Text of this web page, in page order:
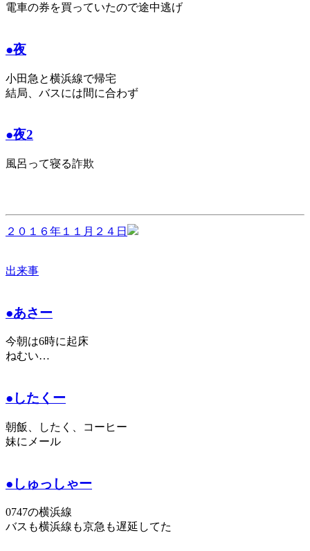
電車の券を買っていたので途中逃げ
●夜
小田急と横浜線で帰宅
結局、バスには間に合わず
●夜2
風呂って寝る詐欺
２０１６年１１月２４日
出来事
●あさー
今朝は6時に起床
ねむい…
●したくー
朝飯、したく、コーヒー
妹にメール
●しゅっしゃー
0747の横浜線
バスも横浜線も京急も遅延してた